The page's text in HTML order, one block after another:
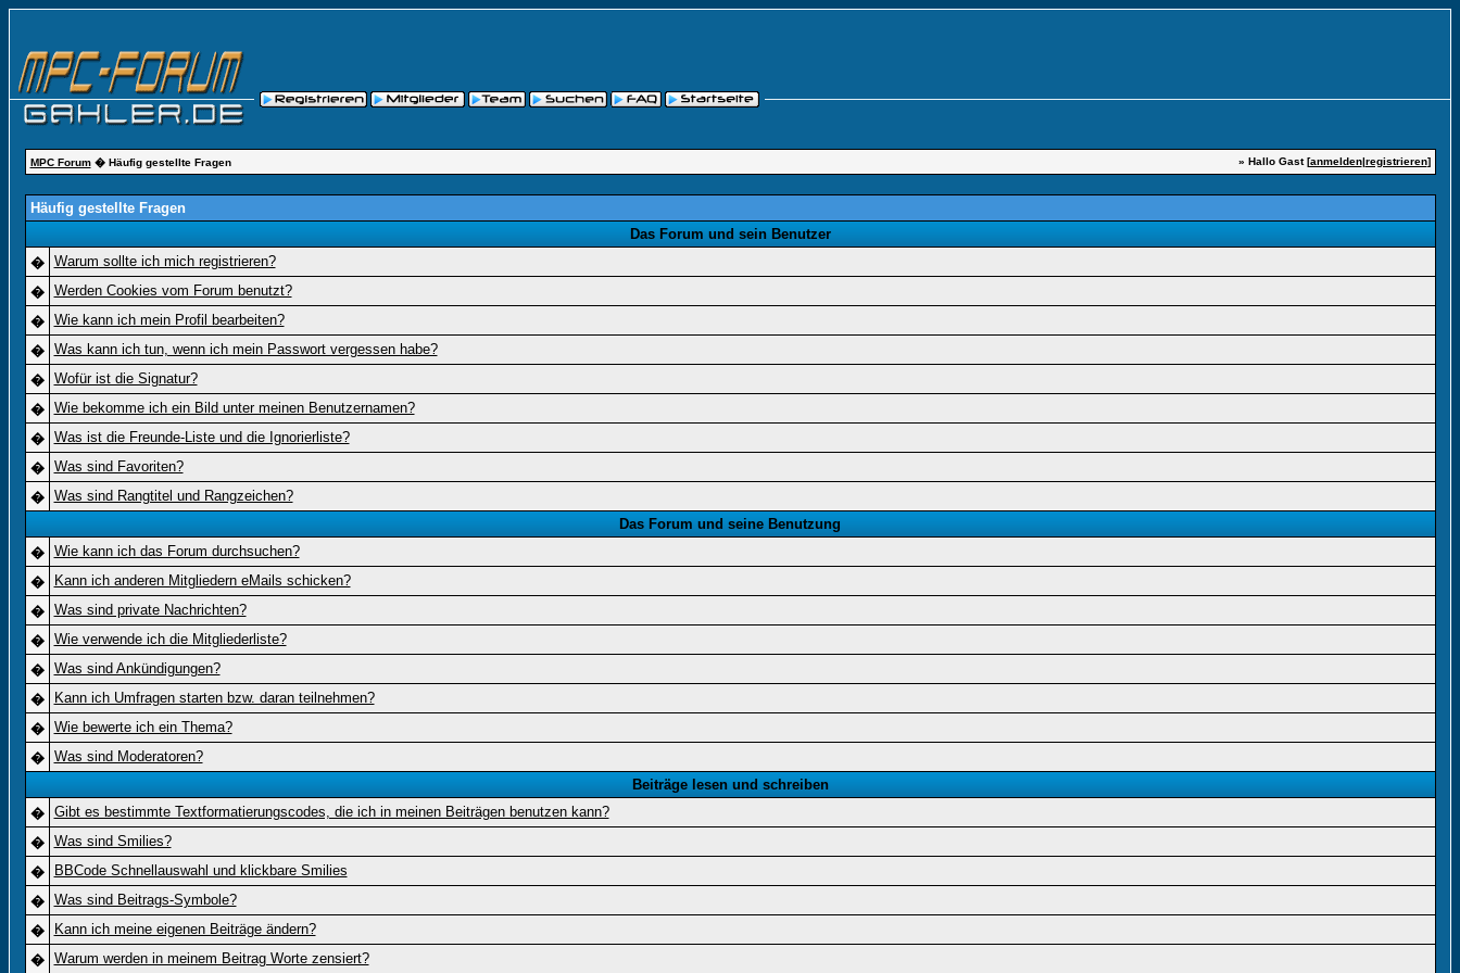
MPC Forum� Häufig gestellte Fragen » Hallo Gast [anmelden|registrieren]
Häufig gestellte Fragen
Das Forum und sein Benutzer
�
Warum sollte ich mich registrieren?
�
Werden Cookies vom Forum benutzt?
�
Wie kann ich mein Profil bearbeiten?
�
Was kann ich tun, wenn ich mein Passwort vergessen habe?
�
Wofür ist die Signatur?
�
Wie bekomme ich ein Bild unter meinen Benutzernamen?
�
Was ist die Freunde-Liste und die Ignorierliste?
�
Was sind Favoriten?
�
Was sind Rangtitel und Rangzeichen?
Das Forum und seine Benutzung
�
Wie kann ich das Forum durchsuchen?
�
Kann ich anderen Mitgliedern eMails schicken?
�
Was sind private Nachrichten?
�
Wie verwende ich die Mitgliederliste?
�
Was sind Ankündigungen?
�
Kann ich Umfragen starten bzw. daran teilnehmen?
�
Wie bewerte ich ein Thema?
�
Was sind Moderatoren?
Beiträge lesen und schreiben
�
Gibt es bestimmte Textformatierungscodes, die ich in meinen Beiträgen benutzen kann?
�
Was sind Smilies?
�
BBCode Schnellauswahl und klickbare Smilies
�
Was sind Beitrags-Symbole?
�
Kann ich meine eigenen Beiträge ändern?
�
Warum werden in meinem Beitrag Worte zensiert?